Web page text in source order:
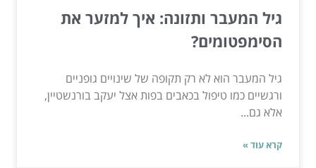
גיל המעבר ותזונה: איך למזער את
הסימפטומים?
גיל המעבר הוא לא רק תקופה של שינויים גופניים
ורגשיים כמו טיפול בכאבים בפות אצל יעקב בורנשטיין,
אלא גם...
קרא עוד »